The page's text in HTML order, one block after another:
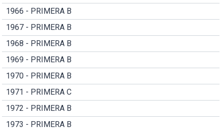
1966 - PRIMERA B
1967 - PRIMERA B
1968 - PRIMERA B
1969 - PRIMERA B
1970 - PRIMERA B
1971 - PRIMERA C
1972 - PRIMERA B
1973 - PRIMERA B